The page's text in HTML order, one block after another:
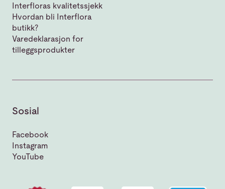
Interfloras kvalitetssjekk
Hvordan bli Interflora
butikk?
Varedeklarasjon for
tilleggsprodukter
Sosial
Facebook
Instagram
YouTube